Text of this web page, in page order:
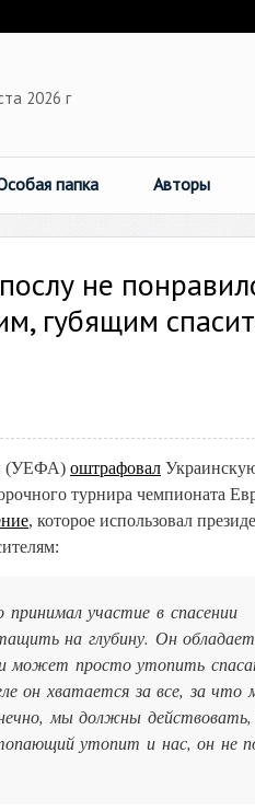
2026 г
папка Авторы
не
губящим
(УЕФА) оштрафовал
турнира чемпионата
, которое использовал
участие в спасении
на глубину. Он обладает
и может просто утопить
он хватается за все, за
мы должны
утопит и нас, он не